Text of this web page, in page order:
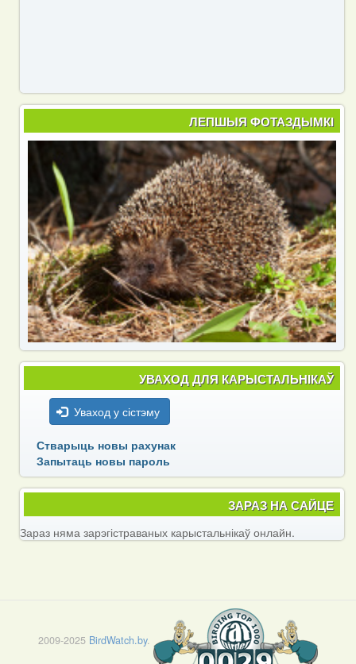
ЛЕПШЫЯ ФОТАЗДЫМКІ
УВАХОД ДЛЯ КАРЫСТАЛЬНІКАЎ
Уваход у сістэму
Стварыць новы рахунак
Запытаць новы пароль
ЗАРАЗ НА САЙЦЕ
Зараз няма зарэгістраваных карыстальнікаў онлайн.
2009-2025 BirdWatch.by.